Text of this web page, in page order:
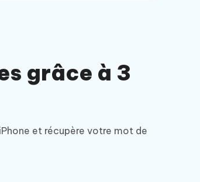
grâce à 3
et récupère votre mot de